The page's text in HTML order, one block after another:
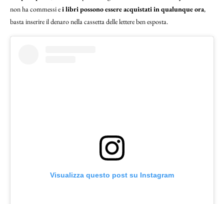
non ha commessi ei libri possono essere acquistati in qualunque ora,
basta inserire il denaro nella cassetta delle lettere ben esposta.
Visualizza questo post su Instagram